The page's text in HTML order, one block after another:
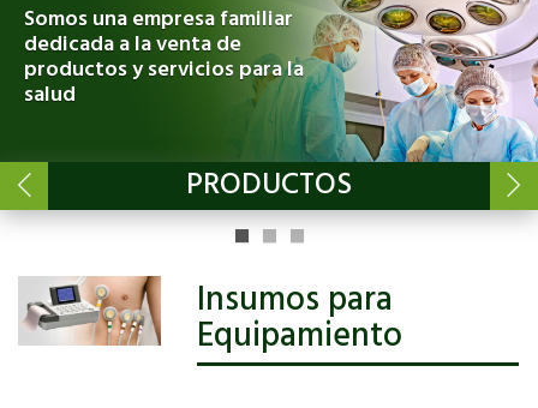
Somos una empresa familiar
dedicada a la venta de
productos y servicios para la
salud
PRODUCTOS
Insumos para
Equipamiento